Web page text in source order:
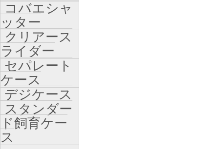
コバエシャ
ッター
クリアース
ライダー
セパレート
ケース
デジケース
スタンダー
ド飼育ケー
ス